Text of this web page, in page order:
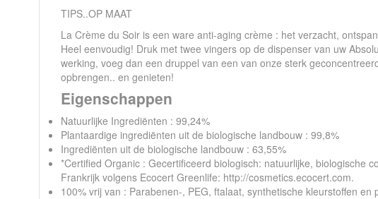
TIPS..OP MAAT
La Crème du Soir is een ware anti-aging crème : het verzacht,
Heel eenvoudig! Druk met twee vingers op de dispenser van uw
werking, voeg dan een druppel van een van onze sterk
opbrengen.. en genieten!
Eigenschappen
Natuurlijke Ingrediënten : 99,24%
Plantaardige ingrediënten uit de biologische landbouw : 99,8%
Ingrediënten uit de biologische landbouw : 63,55%
*Certified Organic : Gecertificeerd biologisch: natuurlijke, biologische
Frankrijk volgens Ecocert Greenlife: http://cosmetics.ecocert.com.
100% vrij van : Parabenen-, PEG, ftalaat, synthetische kleurstoffen en